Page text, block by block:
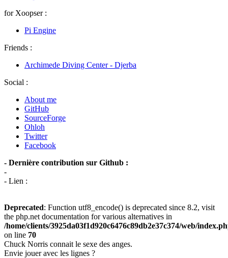
for Xoopser :
Pi Engine
Friends :
Archimede Diving Center - Djerba
Social :
About me
GitHub
SourceForge
Ohloh
Twitter
Facebook
- Dernière contribution sur Github :
-
- Lien :
Deprecated: Function utf8_encode() is deprecated since 8.2, visit
the php.net documentation for various alternatives in
/home/clients/3925da03f1d920c6476c89db2e37c374/web/
on line 70
Chuck Norris connait le sexe des anges.
Envie jouer avec les lignes ?